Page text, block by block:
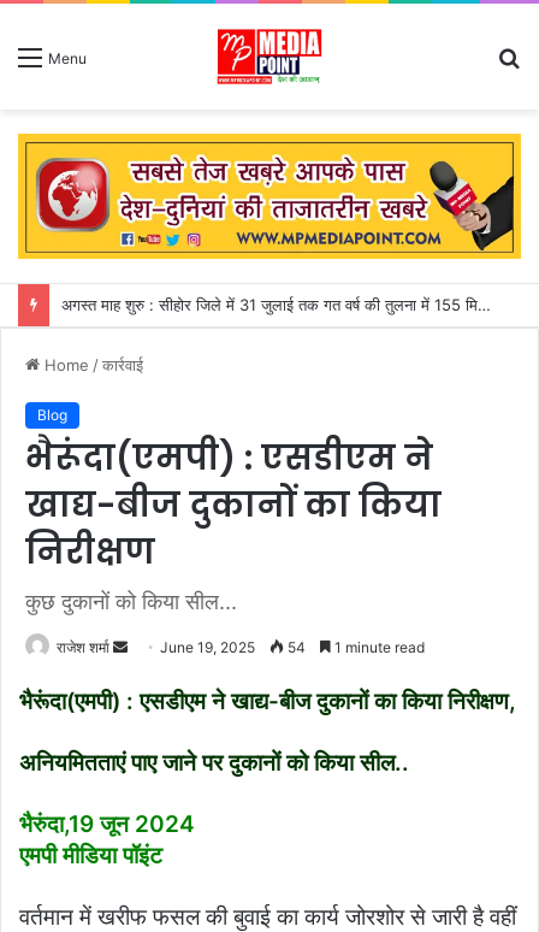
Menu
जापान : शक्तिशाली भूकंप से शॉपिंग मॉल की दूसरी मंजिल ढही, मकवे में फंसे 50 से अधिक लोग
Home /कार्रवाई
Blog
भैरूंदा(एमपी) : एसडीएम ने
खाद्य-बीज दुकानों का किया
निरीक्षण
कुछ दुकानों को किया सील...
राजेश शर्मा
n
a
e
m
i
June 19, 2025 54 1 minute read
भैरूंदा(एमपी) : एसडीएम ने खाद्य-बीज दुकानों का किया निरीक्षण,
अनियमितताएं पाए जाने पर दुकानों को किया सील..
भैरुंदा,19 जून 2024
एमपी मीडिया पॉइंट
वर्तमान में खरीफ फसल की बुवाई का कार्य जोरशोर से जारी है वहीं